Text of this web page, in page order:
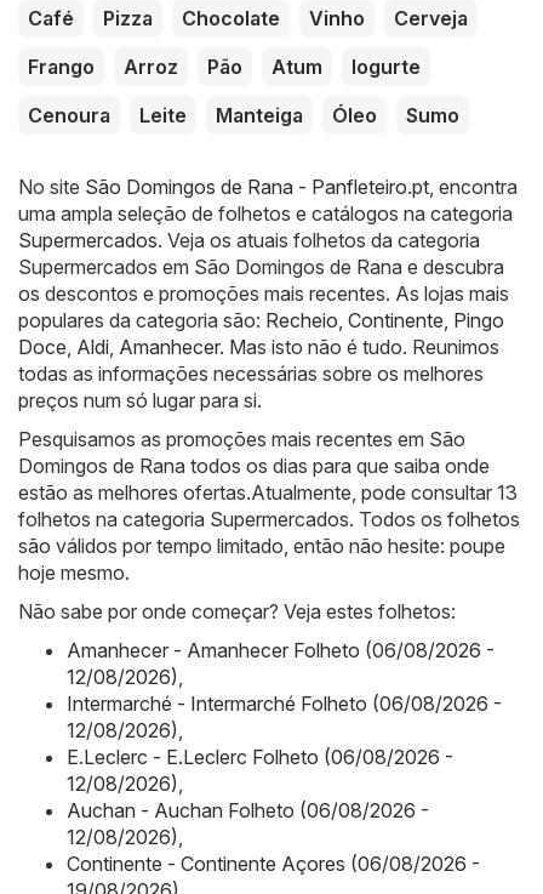
Café Pizza Chocolate Vinho
Cerveja
Frango
Arroz Pão Atum
Iogurte
Cenoura
Leite Manteiga Óleo Sumo
No site São Domingos de Rana - Panfleteiro.pt , encontra
uma ampla seleção de folhetos e catálogos na categoria
Supermercados. Veja os atuais folhetos da categoria
Supermercados em São Domingos de Rana e descubra
os descontos e promoções mais recentes. As lojas mais
populares da categoria são: Recheio Continente Pingo
Doce Aldi Amanhecer. Mas isto não é tudo. Reunimos
todas as informações necessárias sobre os melhores
preços num só lugar para si.
Pesquisamos as promoções mais recentes em São
Domingos de Rana todos os dias para que saiba onde
estão as melhores ofertas.Atualmente, pode consultar 13
folhetos na categoria Supermercados. Todos os folhetos
são válidos por tempo limitado, então não hesite: poupe
hoje mesmo.
Não sabe por onde começar? Veja estes folhetos:
Amanhecer - Amanhecer Folheto (06/08/2026 -
12/08/2026)
Intermarché - Intermarché Folheto (06/08/2026 -
12/08/2026)
E.Leclerc - E.Leclerc Folheto (06/08/2026 -
12/08/2026)
Auchan - Auchan Folheto (06/08/2026 -
12/08/2026)
Continente - Continente Açores (06/08/2026 -